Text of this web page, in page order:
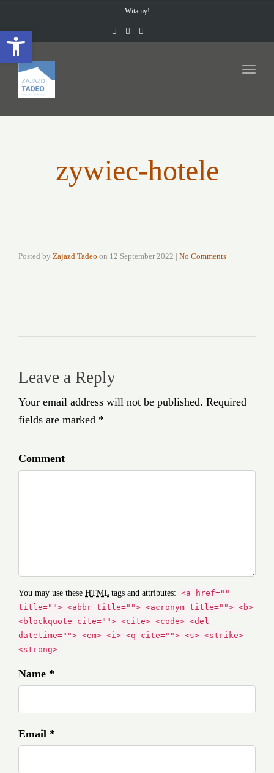
Open toolbar
Witamy!
zywiec-hotele
Posted by Zajazd Tadeo on 12 September 2022 | No Comments
Leave a Reply
Your email address will not be published. Required
fields are marked *
Comment
You may use these HTML tags and attributes: <a href=""
title=""> <abbr title=""> <acronym title=""> <b>
<blockquote cite=""> <cite> <code> <del
datetime=""> <em> <i> <q cite=""> <s> <strike>
<strong>
Name *
Email *